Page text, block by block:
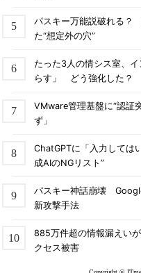
パスキー万能説破れる？
た“想定外の穴”
たった3人の情シス室、
らす」 どう強化した？
VMware管理基盤に“認
ず」
ChatGPTに「入力して
成AIのNGリスト”
パスキー神話崩壊
新攻撃手法
885万件超の情報漏えい
クセス被害